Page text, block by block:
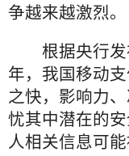
争越来越激烈。
根据央行
年，我国移动
之快，影响力
忧其中潜在的
人相关信息可